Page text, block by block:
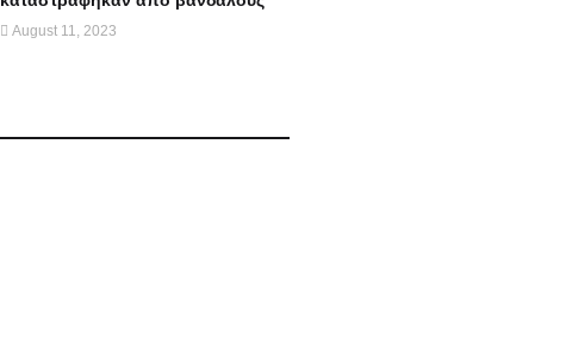
August 11, 2023